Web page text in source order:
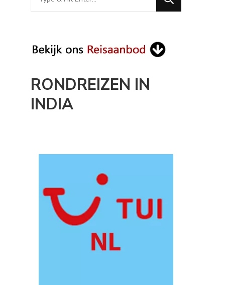
for
RONDREIZEN IN
INDIA